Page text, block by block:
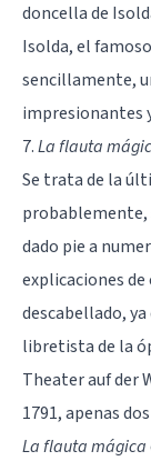
doncella de
Isolda, el
sencillamente,
impresionantes
7.La flauta
Se trata de la
probablemente,
dado pie a
explicaciones
descabellado,
libretista de la
Theater auf der
1791, apenas
La flauta mágica